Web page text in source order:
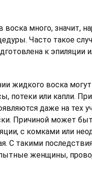
воска много, значит,
Часто такое
к эпиляции
жидкого воска
потеки или капли.
даже на тех
Причиной может
с комками или
С такими
женщины,